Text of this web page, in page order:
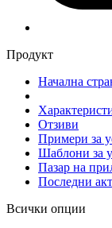
Продукт
Начална
Отзиви
Примери за
Шаблони за
Пазар на
Последни
Всички опции